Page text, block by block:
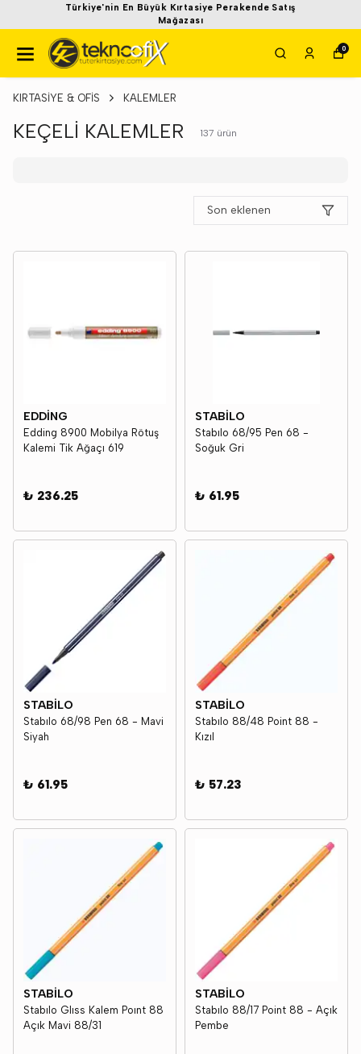
Türkiye'nin En Büyük Kırtasiye Perakende Satış
Mağazası
0
KIRTASİYE & OFİS KALEMLER
KEÇELİ KALEMLER 137 ürün
Son eklenen
EDDİNG
Edding 8900 Mobilya Rötuş
Kalemi Tik Ağaçı 619
₺ 236.25
STABİLO
Stabılo 68/95 Pen 68 -
Soğuk Gri
₺ 61.95
STABİLO
Stabılo 68/98 Pen 68 - Mavi
Siyah
₺ 61.95
STABİLO
Stabılo 88/48 Point 88 -
Kızıl
₺ 57.23
STABİLO
Stabılo Glıss Kalem Poınt 88
Açık Mavi 88/31
STABİLO
Stabılo 88/17 Point 88 - Açık
Pembe